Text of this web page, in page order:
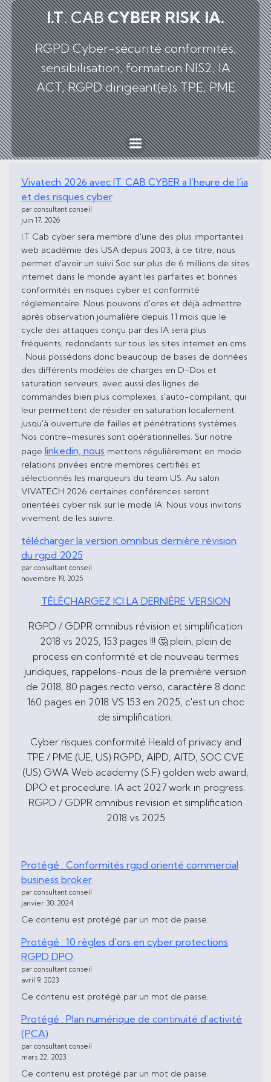
I.T. CABCYBERRISK IA.
RGPD Cyber-sécurité conformités,
sensibilisation, formation NIS2, IA
ACT, RGPD dirigeant(e)s TPE, PME
Vivatech 2026 avec IT. CAB CYBER a l’heure de l’ia
et des risques cyber
par consultant conseil
juin 17, 2026
I.T Cab cyber sera membre d'une des plus importantes
web académie des USA depuis 2003, à ce titre, nous
permet d'avoir un suivi Soc sur plus de 6 millions de sites
internet dans le monde ayant les parfaites et bonnes
conformités en risques cyber et conformité
réglementaire. Nous pouvons d'ores et déjà admettre
après observation journalière depuis 11 mois que le
cycle des attaques conçu par des IA sera plus
fréquents, redondants sur tous les sites internet en cms
. Nous possédons donc beaucoup de bases de données
des différents modèles de charges en D-Dos et
saturation serveurs, avec aussi des lignes de
commandes bien plus complexes, s'auto-compilant, qui
leur permettent de résider en saturation localement
jusqu'à ouverture de failles et pénétrations systèmes.
Nos contre-mesures sont opérationnelles. Sur notre
page linkedin, nous mettons régulièrement en mode
relations privées entre membres certifiés et
sélectionnés les marqueurs du team US. Au salon
VIVATECH 2026 certaines conférences seront
orientées cyber risk sur le mode IA. Nous vous invitons
vivement de les suivre.
télécharger la version omnibus dernière révision
du rgpd 2025
par consultant conseil
novembre 19, 2025
TÉLÉCHARGEZ ICI LA DERNIÈRE VERSION
RGPD / GDPR omnibus révision et simplification
2018 vs 2025, 153 pages !!! 🤔 plein, plein de
process en conformité et de nouveau termes
juridiques, rappelons-nous de la première version
de 2018, 80 pages recto verso, caractère 8 donc
160 pages en 2018 VS 153 en 2025, c'est un choc
de simplification.
Cyber risques conformité Heald of privacy and
TPE / PME (UE, US) RGPD, AIPD, AITD, SOC CVE
(US) GWA Web academy (S.F) golden web award,
DPO et procedure. IA act 2027 work in progress.
RGPD / GDPR omnibus revision et simplification
2018 vs 2025
Protégé : Conformités rgpd orienté commercial
business broker
par consultant conseil
janvier 30, 2024
Ce contenu est protégé par un mot de passe.
Protégé : 10 règles d’ors en cyber protections
RGPD DPO
par consultant conseil
avril 9, 2023
Ce contenu est protégé par un mot de passe.
Protégé : Plan numérique de continuité d’activité
(PCA)
par consultant conseil
mars 22, 2023
Ce contenu est protégé par un mot de passe.